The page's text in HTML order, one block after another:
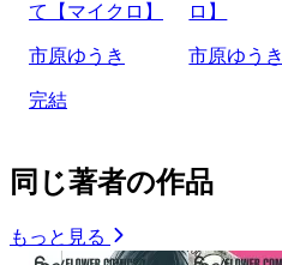
て【マイクロ】
市原ゆうき
完結
ロ】
市原ゆうき
同じ著者の作品
もっと見る